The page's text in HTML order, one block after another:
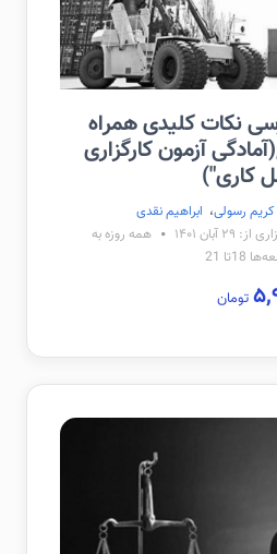
نکات کلیدی همراه
آزمون کارگزاری
کاری")
کریم رسولی، ابراهیم نقدی
آبان ۱۴۰۱
همه روزه به
21
تومان